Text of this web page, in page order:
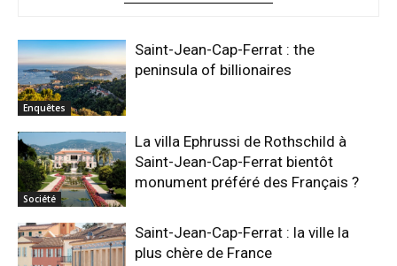
Enquêtes
Saint-Jean-Cap-Ferrat : the
peninsula of billionaires
Société
La villa Ephrussi de Rothschild à
Saint-Jean-Cap-Ferrat bientôt
monument préféré des Français ?
Saint-Jean-Cap-Ferrat : la ville la
plus chère de France